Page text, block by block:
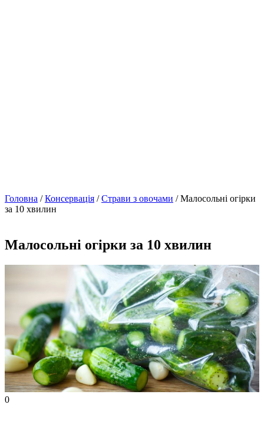
Головна /Консервація /Страви з овочами / Малосольні огірки
за 10 хвилин
Малосольні огірки за 10 хвилин
0